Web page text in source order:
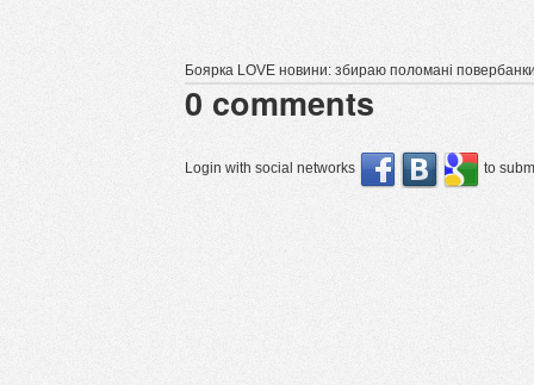
Боярка LOVE новини: збираю поломані
0 comments
Login with social networks to